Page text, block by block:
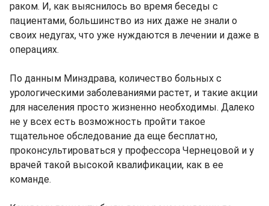
раком. И, как выяснилось во время беседы с
пациентами, большинство из них даже не знали о
своих недугах, что уже нуждаются в лечении и даже в
операциях.
По данным Минздрава, количество больных с
урологическими заболеваниями растет, и такие акции
для населения просто жизненно необходимы. Далеко
не у всех есть возможность пройти такое
тщательное обследование да еще бесплатно,
проконсультироваться у профессора Чернецовой и у
врачей такой высокой квалификации, как в ее
команде.